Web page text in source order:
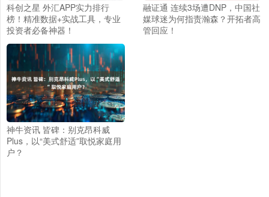
科创之星 外汇APP实力排行
榜！精准数据+实战工具，专业
投资者必备神器！
融证通 连续3场遭DNP，中国社
媒球迷为何指责瀚森？开拓者高
管回应！
神牛资讯 皆碑：别克昂科威
Plus，以“美式舒适”取悦家庭用
户？